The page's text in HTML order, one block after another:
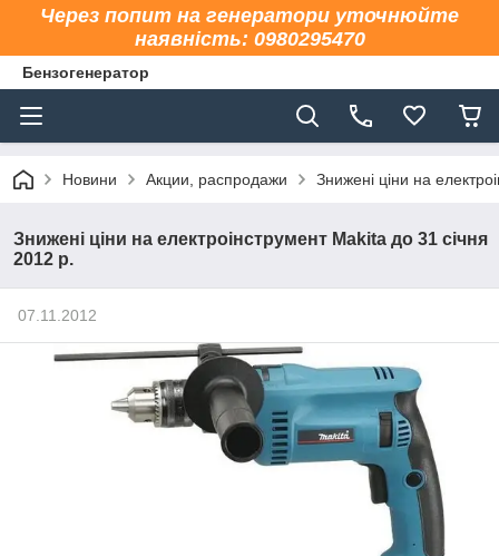
Через попит на генератори уточнюйте
наявність: 0980295470
Бензогенератор
Новини Акции, распродажи Знижені ціни на
Знижені ціни на електроінструмент Makita до 31 січня
2012 р.
07.11.2012